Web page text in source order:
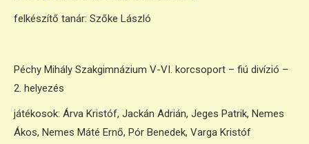
felkészítő tanár: Szőke László
Péchy Mihály Szakgimnázium V-VI. korcsoport – fiú divízió –
2. helyezés
játékosok: Árva Kristóf, Jackán Adrián, Jeges Patrik, Nemes
Ákos, Nemes Máté Ernő, Pór Benedek, Varga Kristóf